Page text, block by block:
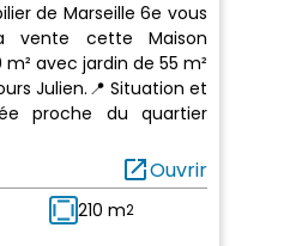
de Marseille 6e vous
vente cette Maison
avec jardin de 55 m²
Julien.📍 Situation et
proche du quartier
open_in_newOuvrir
210 m2